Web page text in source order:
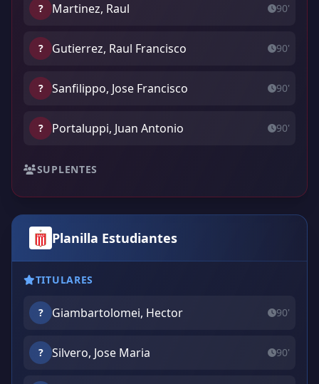
? Martinez, Raul 90'
? Gutierrez, Raul Francisco 90'
? Sanfilippo, Jose Francisco 90'
? Portaluppi, Juan Antonio 90'
SUPLENTES
Planilla Estudiantes
TITULARES
? Giambartolomei, Hector 90'
? Silvero, Jose Maria 90'